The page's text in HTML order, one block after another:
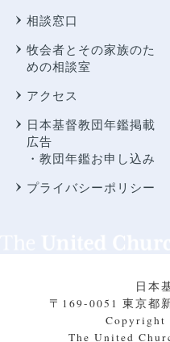
相談窓口
牧会者とその家族のた
めの相談室
アクセス
日本基督教団年鑑掲載
広告
・教団年鑑お申し込み
プライバシーポリシー
日本
〒169-0051 東京都
Copyright
The United